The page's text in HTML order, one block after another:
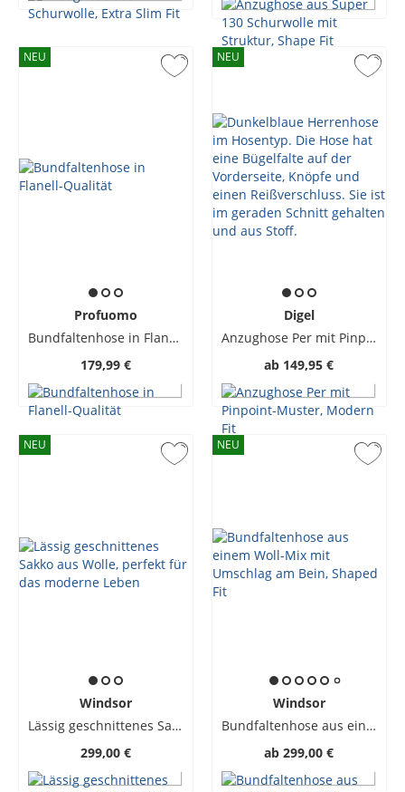
NEU
Profuomo
Bundfaltenhose in Flanell-Qualität
179,99 €
NEU
Digel
Anzughose Per mit Pinpoint-Muster, Modern Fit
ab 149,95 €
NEU
Windsor
Lässig geschnittenes Sakko aus Wolle, perfekt für das moderne Leben
299,00 €
NEU
Windsor
Bundfaltenhose aus einem Woll-Mix mit Umschlag am Bein, Shaped Fit
ab 299,00 €